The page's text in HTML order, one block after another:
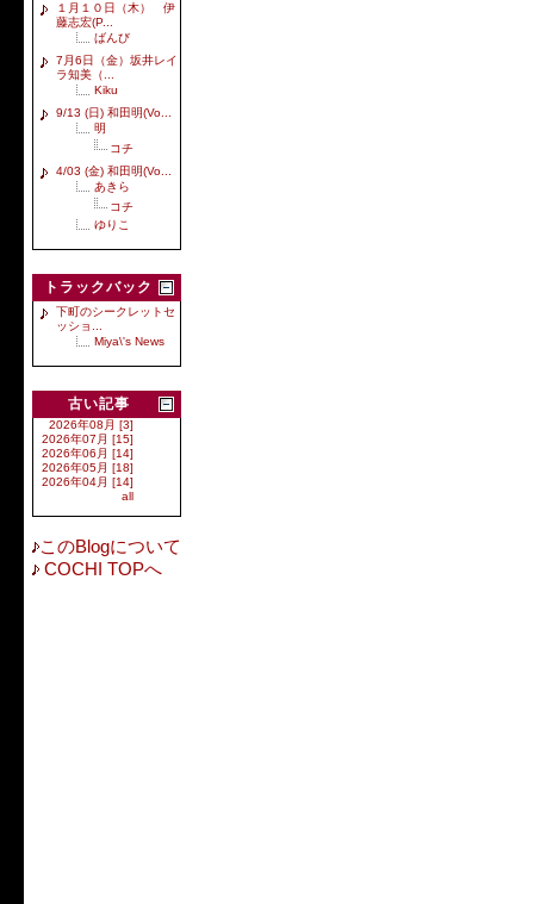
１月１０日（木） 伊
藤志宏(P...
ばんび
7月6日（金）坂井レイ
ラ知美（...
Kiku
9/13 (日) 和田明(Vo...
明
コチ
4/03 (金) 和田明(Vo...
あきら
コチ
ゆりこ
トラックバック
下町のシークレットセ
ッショ...
Miya\'s News
古い記事
2026年08月 [3]
2026年07月 [15]
2026年06月 [14]
2026年05月 [18]
2026年04月 [14]
all
このBlogについて
COCHI TOPへ